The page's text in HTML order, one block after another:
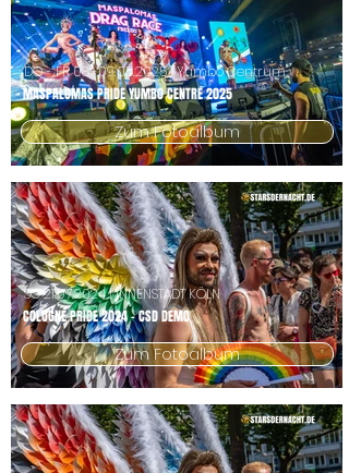
MASPALOMAS PRIDE YUMBO CENTRE 2025
DO - FR08.-09.05.2025| Yumbo Centrum
Zum Fotoalbum
COLOGNE PRIDE 2024 - CSD DEMO
SO21.07.2024| INNENSTADT KÖLN
Zum Fotoalbum